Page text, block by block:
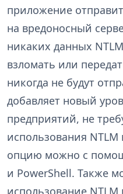
приложение
на вредоносный
никаких данных
взломать или
никогда не будут
добавляет новый
предприятий, не
использования
опцию можно с
и PowerShell. Также